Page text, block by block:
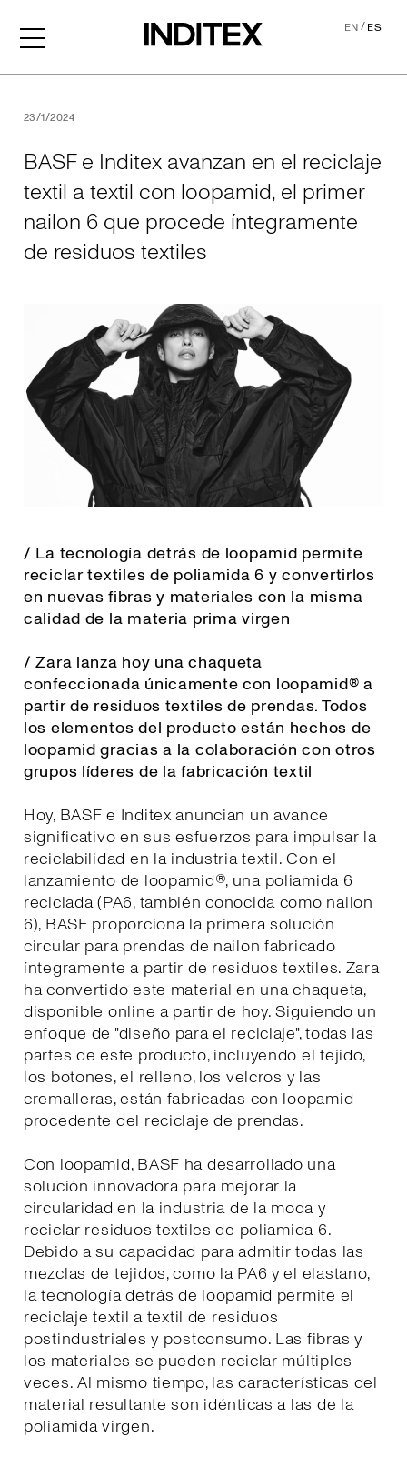
EN/ES
23/1/2024
BASF e Inditex avanzan en el reciclaje
textil a textil con loopamid, el primer
nailon 6 que procede íntegramente
de residuos textiles
/ La tecnología detrás de loopamid permite
reciclar textiles de poliamida 6 y convertirlos
en nuevas fibras y materiales con la misma
calidad de la materia prima virgen
/ Zara lanza hoy una chaqueta
confeccionada únicamente con loopamid® a
partir de residuos textiles de prendas. Todos
los elementos del producto están hechos de
loopamid gracias a la colaboración con otros
grupos líderes de la fabricación textil
Hoy, BASF e Inditex anuncian un avance
significativo en sus esfuerzos para impulsar la
reciclabilidad en la industria textil. Con el
lanzamiento de loopamid®, una poliamida 6
reciclada (PA6, también conocida como nailon
6), BASF proporciona la primera solución
circular para prendas de nailon fabricado
íntegramente a partir de residuos textiles. Zara
ha convertido este material en una chaqueta,
disponible online a partir de hoy. Siguiendo un
enfoque de "diseño para el reciclaje", todas las
partes de este producto, incluyendo el tejido,
los botones, el relleno, los velcros y las
cremalleras, están fabricadas con loopamid
procedente del reciclaje de prendas.
Con loopamid, BASF ha desarrollado una
solución innovadora para mejorar la
circularidad en la industria de la moda y
reciclar residuos textiles de poliamida 6.
Debido a su capacidad para admitir todas las
mezclas de tejidos, como la PA6 y el elastano,
la tecnología detrás de loopamid permite el
reciclaje textil a textil de residuos
postindustriales y postconsumo. Las fibras y
los materiales se pueden reciclar múltiples
veces. Al mismo tiempo, las características del
material resultante son idénticas a las de la
poliamida virgen.